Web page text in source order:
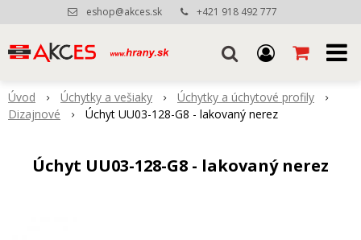
eshop@akces.sk +421 918 492 777
Úvod Úchytky a vešiaky
Úchytky a úchytové profily
Dizajnové
Úchyt UU03-128-G8 - lakovaný nerez
Úchyt UU03-128-G8 - lakovaný nerez